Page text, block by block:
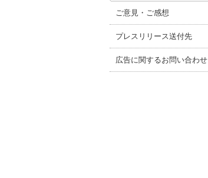
ご意見・ご感想
プレスリリース送付先
広告に関するお問い合わせ